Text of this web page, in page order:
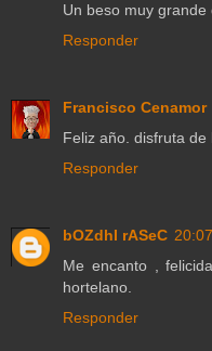
Un beso muy
Responder
Francisco Cenamor
Feliz año. disfruta de
Responder
bOZdhI rASeC 20:07
Me encanto ,
hortelano.
Responder